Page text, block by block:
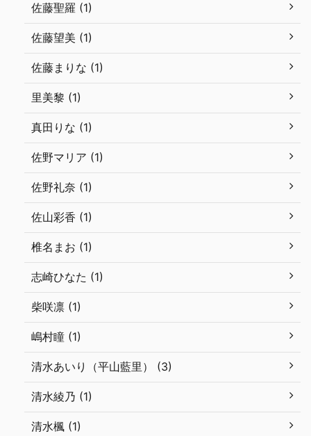
佐藤聖羅 (1)
佐藤望美 (1)
佐藤まりな (1)
里美黎 (1)
真田りな (1)
佐野マリア (1)
佐野礼奈 (1)
佐山彩香 (1)
椎名まお (1)
志崎ひなた (1)
柴咲凛 (1)
嶋村瞳 (1)
清水あいり（平山藍里） (3)
清水綾乃 (1)
清水楓 (1)